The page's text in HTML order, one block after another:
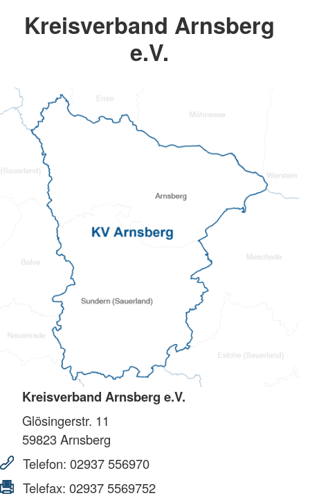
Kreisverband Arnsberg
e.V.
Kreisverband Arnsberg e.V.
Glösingerstr. 11
59823Arnsberg
Telefon: 02937 556970
Telefax: 02937 5569752